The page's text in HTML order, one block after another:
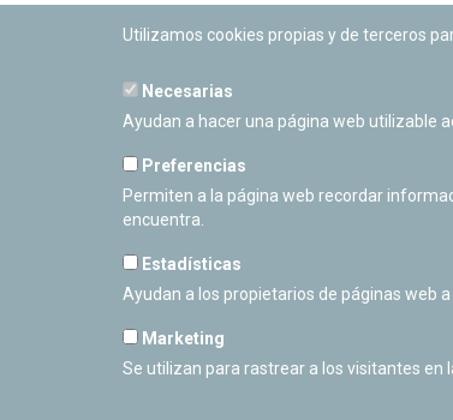
PLANETARIO DE PAMPLONA
Utilizamos cookies propias y de terceros
Necesarias
Ayudan a hacer una página web utilizable
Preferencias
Permiten a la página web recordar
encuentra.
Estadísticas
Ayudan a los propietarios de páginas web
Marketing
Se utilizan para rastrear a los visitantes en